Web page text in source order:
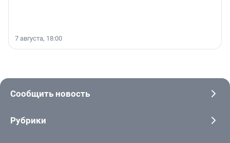
7 августа, 18:00
Сообщить новость
Рубрики